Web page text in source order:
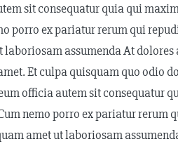
sit consequatur quia qui
porro ex pariatur rerum qui
laboriosam assumenda At
Et culpa quisquam quo odio
officia autem sit consequatur
nemo porro ex pariatur
amet ut laboriosam